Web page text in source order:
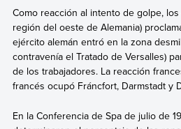
Como reacción al intento de golpe,
región del oeste de Alemania)
ejército alemán entró en la zona
contravenía el Tratado de Versalles)
de los trabajadores. La reacción
francés ocupó Fráncfort, Darmstadt y
En la Conferencia de Spa de julio de